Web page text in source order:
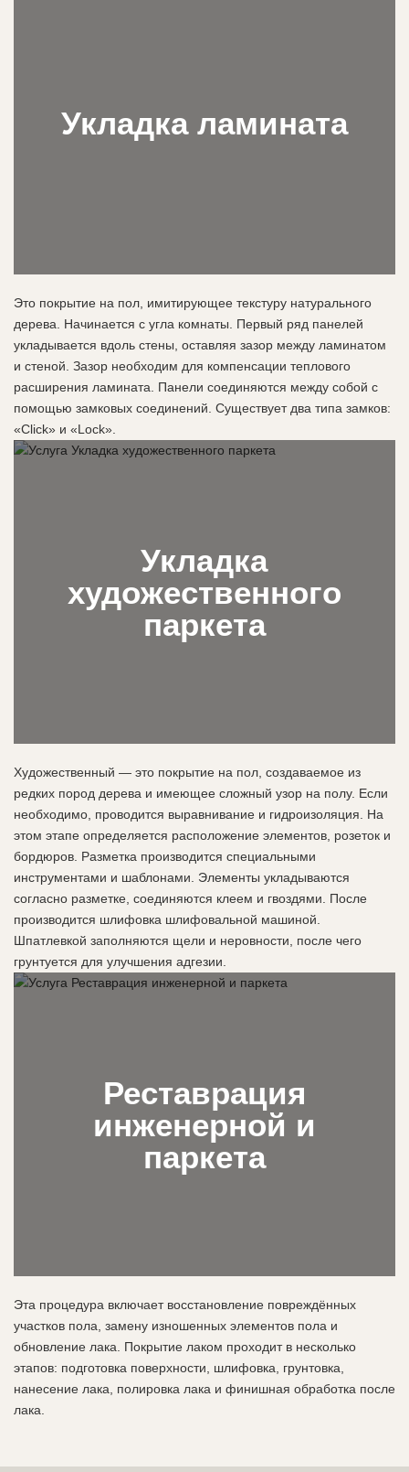
Укладка ламината
Это покрытие на пол, имитирующее текстуру натурального
дерева. Начинается с угла комнаты. Первый ряд панелей
укладывается вдоль стены, оставляя зазор между ламинатом
и стеной. Зазор необходим для компенсации теплового
расширения ламината. Панели соединяются между собой с
помощью замковых соединений. Существует два типа замков:
«Click» и «Lock».
Укладка
художественного
паркета
Художественный — это покрытие на пол, создаваемое из
редких пород дерева и имеющее сложный узор на полу. Если
необходимо, проводится выравнивание и гидроизоляция. На
этом этапе определяется расположение элементов, розеток и
бордюров. Разметка производится специальными
инструментами и шаблонами. Элементы укладываются
согласно разметке, соединяются клеем и гвоздями. После
производится шлифовка шлифовальной машиной.
Шпатлевкой заполняются щели и неровности, после чего
грунтуется для улучшения адгезии.
Реставрация
инженерной и
паркета
Эта процедура включает восстановление повреждённых
участков пола, замену изношенных элементов пола и
обновление лака. Покрытие лаком проходит в несколько
этапов: подготовка поверхности, шлифовка, грунтовка,
нанесение лака, полировка лака и финишная обработка после
лака.